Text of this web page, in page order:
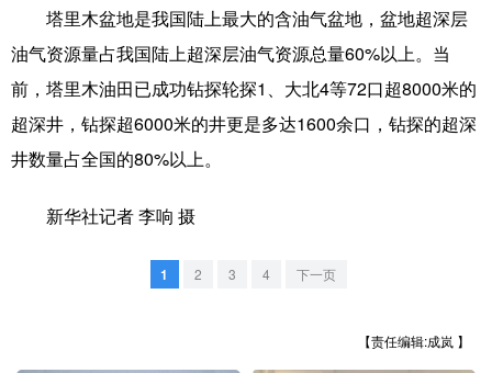
四川 贵州 云南 西藏
新疆 内蒙古 黑龙江
多语种频道
塔里木盆地是我国陆上最大的含油气盆地，盆地超深层
油气资源量占我国陆上超深层油气资源总量60%以上。当
前，塔里木油田已成功钻探轮探1、大北4等72口超8000米的
超深井，钻探超6000米的井更是多达1600余口，钻探的超深
井数量占全国的80%以上。
新华社记者 李响 摄
1 2 3 4 下一页
【责任编辑:成岚 】